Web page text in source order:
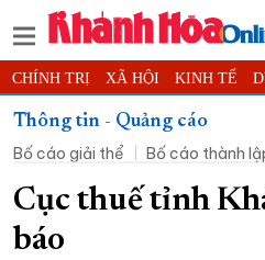
CHÍNH TRỊ XÃ HỘI KINH TẾ
THỂ THAO ĐỜI SỐNG TIN ĐỊA
KHOA HỌC - CÔNG NGHỆ PHÁP
THẾ GIỚI MULTIMEDIA VIDEO
PODCAST
Thông tin - Quảng cáo
Bố cáo giải thể
Bố cáo thành
Cục thuế tỉnh
báo